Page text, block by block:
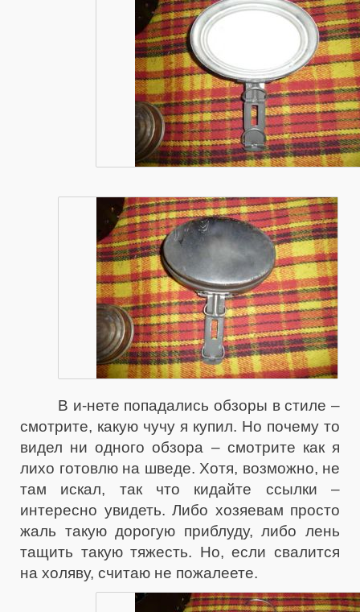
В и-нете попадались обзоры в стиле –
смотрите, какую чучу я купил. Но почему то
видел ни одного обзора – смотрите как я
лихо готовлю на шведе. Хотя, возможно, не
там искал, так что кидайте ссылки –
интересно увидеть. Либо хозяевам просто
жаль такую дорогую приблуду, либо лень
тащить такую тяжесть. Но, если свалится
на холяву, считаю не пожалеете.